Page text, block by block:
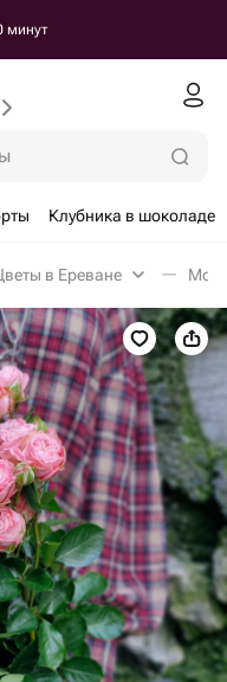
минут
Клубника в шоколаде
в Ереване